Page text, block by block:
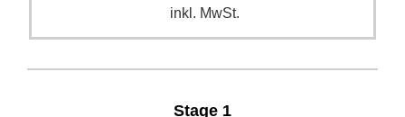
inkl. MwSt.
Stage 1